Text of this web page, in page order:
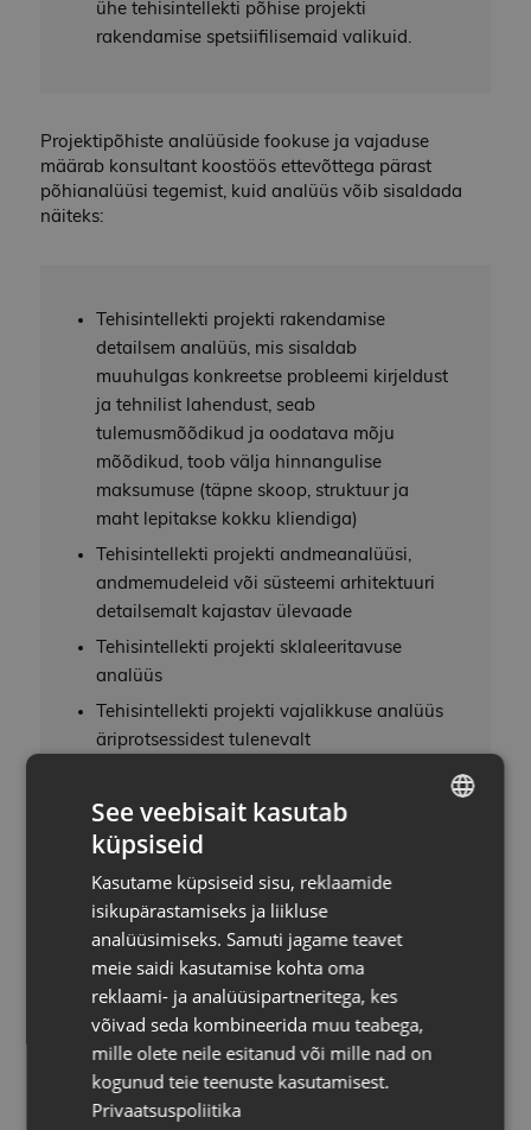
ühe tehisintellekti põhise projekti
rakendamise spetsiifilisemaid valikuid.
Projektipõhiste analüüside fookuse ja vajaduse
määrab konsultant koostöös ettevõttega pärast
põhianalüüsi tegemist, kuid analüüs võib sisaldada
näiteks:
Tehisintellekti projekti rakendamise
detailsem analüüs, mis sisaldab
muuhulgas konkreetse probleemi kirjeldust
ja tehnilist lahendust, seab
tulemusmõõdikud ja oodatava mõju
mõõdikud, toob välja hinnangulise
maksumuse (täpne skoop, struktuur ja
maht lepitakse kokku kliendiga)
Tehisintellekti projekti andmeanalüüsi,
andmemudeleid või süsteemi arhitektuuri
detailsemalt kajastav ülevaade
Tehisintellekti projekti sklaleeritavuse
analüüs
Tehisintellekti projekti vajalikkuse analüüs
äriprotsessidest tulenevalt
analüüs, sealhulgas riiulitarkvara
olemasolu kontroll
uudsuse analüüs demoprojektide
kandidaatide korral
Tehisintellekti projekti integreerimise
lähtealuse esmase kontseptsiooni
koostamine
Tehisintellekti projekti esmase ROI analüüs,
sh ettevõtte demoprojekti taotluse
koostamise nõustamine, et mitte rahastada
See veebisait kasutab
küpsiseid
Kasutame küpsiseid sisu, reklaamide
isikupärastamiseks ja liikluse
analüüsimiseks. Samuti jagame teavet
meie saidi kasutamise kohta oma
reklaami- ja analüüsipartneritega, kes
võivad seda kombineerida muu teabega,
mille olete neile esitanud või mille nad on
kogunud teie teenuste kasutamisest.
Privaatsuspoliitika